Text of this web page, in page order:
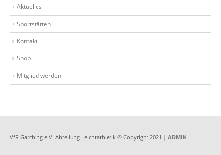
Aktuelles
Sportstätten
Kontakt
Shop
Mitglied werden
VfR Garching e.V. Abteilung Leichtathletik © Copyright 2021 | ADMIN